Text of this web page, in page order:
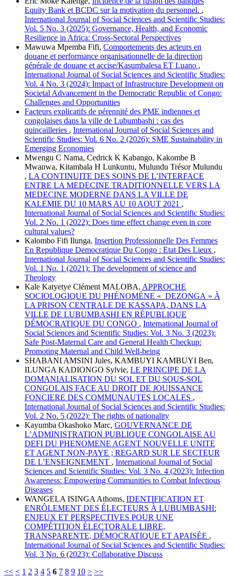
Equity Bank et BCDC sur la motivation du personnel. ,
International Journal of Social Sciences and Scientific Studies:
Vol. 5 No. 3 (2025): Governance, Health, and Economic
Resilience in Africa: Cross-Sectoral Perspectives
Mawuwa Mpemba Fifi, Comportements des acteurs en
douane et performance organisationnelle de la direction
générale de douane et accise/Kasumbalesa ET Luano ,
International Journal of Social Sciences and Scientific Studies:
Vol. 4 No. 3 (2024): Impact of Infrastructure Development on
Societal Advancement in the Democratic Republic of Congo:
Challenges and Opportunities
Facteurs explicatifs de pérennité des PME indiennes et
congolaises dans la ville de Lubumbashi : cas des
quincailleries , International Journal of Social Sciences and
Scientific Studies: Vol. 6 No. 2 (2026): SME Sustainability in
Emerging Economies
Mwengu C Nama, Cedrick K Kabango, Kakombe B
Mwanwa, Kitambala H Lunkuntu, Mulundu Trésor Mulundu
, LA CONTINUITE DES SOINS DE L’INTERFACE
ENTRE LA MEDECINE TRADITIONNELLE VERS LA
MEDECINE MODERNE DANS LA VILLE DE
KALEMIE DU 10 MARS AU 10 AOUT 2021 ,
International Journal of Social Sciences and Scientific Studies:
Vol. 2 No. 1 (2022): Does time effect change even in core
cultural values?
Kalombo Fifi Ilunga, Insertion Professionnelle Des Femmes
En Republique Democratique Du Congo : Etat Des Lieux ,
International Journal of Social Sciences and Scientific Studies:
Vol. 1 No. 1 (2021): The development of science and
Theology
Kale Katyetye Clément MALOBA, APPROCHE
SOCIOLOGIQUE DU PHÉNOMÈNE « DEZONGA » À
LA PRISON CENTRALE DE KASSAPA, DANS LA
VILLE DE LUBUMBASHI EN RÉPUBLIQUE
DÉMOCRATIQUE DU CONGO , International Journal of
Social Sciences and Scientific Studies: Vol. 3 No. 3 (2023):
Safe Post-Maternal Care and General Health Checkup:
Promoting Maternal and Child Well-being
SHABANI AMSINI Jules, KAMBUYI KAMBUYI Ben,
ILUNGA KADIONGO Sylvie, LE PRINCIPE DE LA
DOMANIALISATION DU SOL ET DU SOUS-SOL
CONGOLAIS FACE AU DROIT DE JOUISSANCE
FONCIERE DES COMMUNAUTES LOCALES ,
International Journal of Social Sciences and Scientific Studies:
Vol. 2 No. 5 (2022): The rights of nationality
Kayumba Okashoko Marc, GOUVERNANCE DE
L’ADMINISTRATION PUBLIQUE CONGOLAISE AU
DEFI DU PHENOMENE AGENT NOUVELLE UNITE
ET AGENT NON-PAYE ; REGARD SUR LE SECTEUR
DE L’ENSEIGNEMENT , International Journal of Social
Sciences and Scientific Studies: Vol. 3 No. 4 (2023): Infection
Awareness: Empowering Communities to Combat Infectious
Diseases
WANGELA ISINGA Athoms, IDENTIFICATION ET
ENRÔLEMENT DES ÉLECTEURS À LUBUMBASHI:
ENJEUX ET PERSPECTIVES POUR UNE
COMPÉTITION ÉLECTORALE LIBRE,
TRANSPARENTE, DÉMOCRATIQUE ET APAISÉE ,
International Journal of Social Sciences and Scientific Studies:
Vol. 3 No. 6 (2023): Collaborative Discuss
<< < 1 2 3 4 5 6 7 8 9 10 > >>